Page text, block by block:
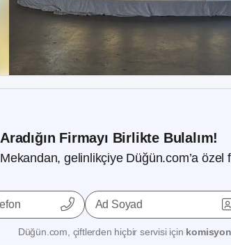
Aradığın Firmayı Birlikte Bulalım!
Mekandan, gelinlikçiye Düğün.com’a özel
Ad Soyad
Düğün.com, çiftlerden hiçbir servisi için